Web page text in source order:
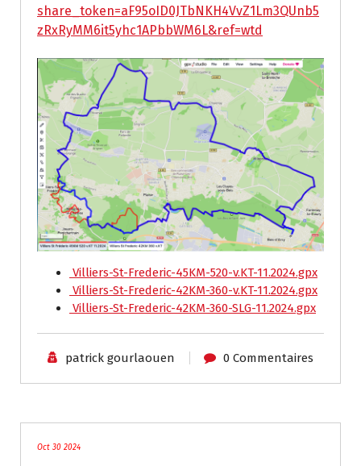
share_token=aF95oID0JTbNKH4VvZ1Lm3QUnb5
zRxRyMM6it5yhc1APbbWM6L&ref=wtd
Villiers-St-Frederic-45KM-520-v.KT-11.2024.gpx
Villiers-St-Frederic-42KM-360-v.KT-11.2024.gpx
Villiers-St-Frederic-42KM-360-SLG-11.2024.gpx
patrick gourlaouen 0 Commentaires
Oct 30 2024